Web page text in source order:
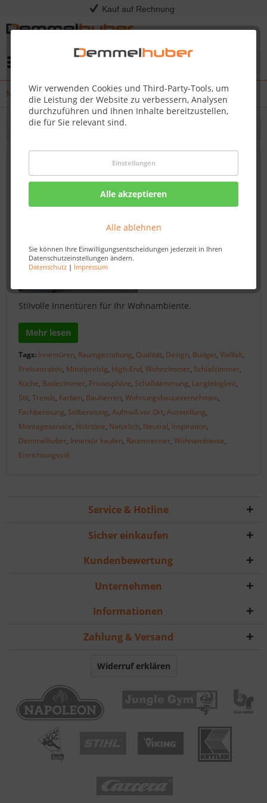
Kauf auf Rechnung
Wir verwenden Cookies und Third-Party-Tools, um
die Leistung der Website zu verbessern, Analysen
durchzuführen und Ihnen Inhalte bereitzustellen,
die für Sie relevant sind.
Einstellungen
Alle akzeptieren
Alle ablehnen
Sie können Ihre Einwilligungsentscheidungen jederzeit in Ihren
Datenschutzeinstellungen ändern.
Datenschutz| Impressum
News
Filtern
Innentüren kaufen: Qualität und Design
für jedes Budget - Demmelhuber
Von: Nadine Wagner
Stilvolle Innentüren für Ihr Wohnambiente.
Mehr lesen
Tags: Innentüren, Raumgestaltung, Qualität, Design, Budget, Vielfalt,
Preisattraktiv, Mittelpreisig, High-End, Wohnzimmer, Schlafzimmer,
Küche, Badezimmer, Privatsphäre, Schalldämmung, Langlebigkeit,
Stil, Trends, Farben, Bauherren, Wohnungsbauunternehmen,
Fachberatung, Stilberatung, Aufmaß vor Ort, Ausstellung,
Montageservice, Holztöne, Natürlich, Neutral, Inspiration,
Demmelhuber, Innentür kaufen, Raumtrenner, Wohnambiente,
Einrichtungsstil
Service & Hotline
Sicher einkaufen
Kundenbewertung
Unternehmen
Informationen
Zahlung & Versand
Widerruf erklären